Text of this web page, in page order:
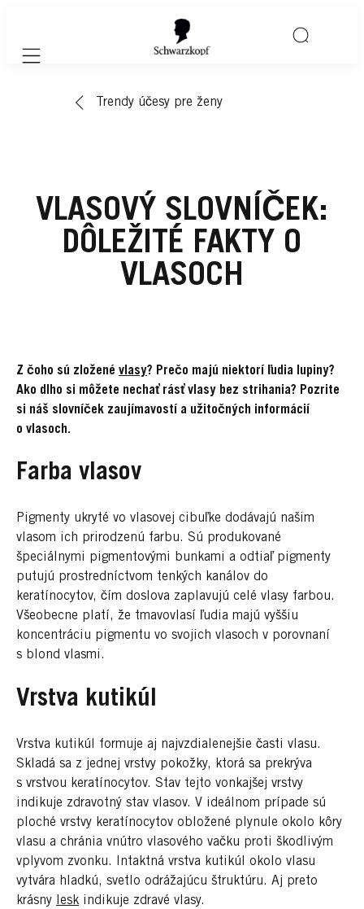
Mobile navigation
Trendy účesy pre ženy
VLASOVÝ SLOVNÍČEK:
DÔLEŽITÉ FAKTY O
VLASOCH
Z čoho sú zložené vlasy? Prečo majú niektorí ľudia lupiny?
Ako dlho si môžete nechať rásť vlasy bez strihania? Pozrite
si náš slovníček zaujímavostí a užitočných informácií
o vlasoch.
Farba vlasov
Pigmenty ukryté vo vlasovej cibuľke dodávajú našim
vlasom ich prirodzenú farbu. Sú produkované
špeciálnymi pigmentovými bunkami a odtiaľ pigmenty
putujú prostredníctvom tenkých kanálov do
keratínocytov, čím doslova zaplavujú celé vlasy farbou.
Všeobecne platí, že tmavovlasí ľudia majú vyššiu
koncentráciu pigmentu vo svojich vlasoch v porovnaní
s blond vlasmi.
Vrstva kutikúl
Vrstva kutikúl formuje aj najvzdialenejšie časti vlasu.
Skladá sa z jednej vrstvy pokožky, ktorá sa prekrýva
s vrstvou keratínocytov. Stav tejto vonkajšej vrstvy
indikuje zdravotný stav vlasov. V ideálnom prípade sú
ploché vrstvy keratínocytov obložené plynule okolo kôry
vlasu a chránia vnútro vlasového vačku proti škodlivým
vplyvom zvonku. Intaktná vrstva kutikúl okolo vlasu
vytvára hladkú, svetlo odrážajúcu štruktúru. Aj preto
krásny
lesk indikuje zdravé vlasy.